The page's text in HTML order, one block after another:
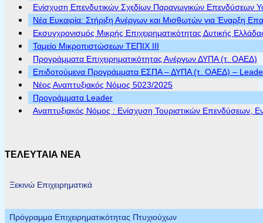
Ενίσχυση Επενδυτικών Σχεδίων Παραγωγικών Επενδύσεων
Νέα Ευκαιρία: Στήριξη Ανέργων και Μισθωτών για Έναρξη
Εκσυγχρονισμός Μικρής Επιχειρηματικότητας Δυτικής
Ταμείο Μικροπιστώσεων ΤΕΠΙΧ ΙΙΙ
Προγράμματα Επιχειρηματικότητας Ανέργων ΔΥΠΑ (τ. ΟΑΕΔ)
Επιδοτούμενα Προγράμματα ΕΣΠΑ – ΔΥΠΑ (τ. ΟΑΕΔ) – Leader
Νέος Αναπτυξιακός Νόμος 5023/2025
Προγράμματα Leader
Αναπτυξιακός Νόμος : Ενίσχυση Τουριστικών Επενδύσεων,
ΤΕΛΕΥΤΑΙΑ ΝΕΑ
Ξεκινώ Επιχειρηματικά
Πρόγραμμα Επιχειρηματικότητας Πτυχιούχων